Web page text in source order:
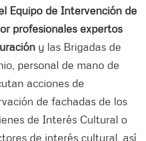
Equipo de Intervención de
profesionales expertos
y las Brigadas de
personal de mano de
acciones de
de fachadas de los
de Interés Cultural o
de interés cultural, así